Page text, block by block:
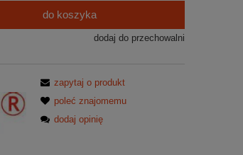
do koszyka
dodaj do przechowalni
zapytaj o produkt
poleć znajomemu
dodaj opinię